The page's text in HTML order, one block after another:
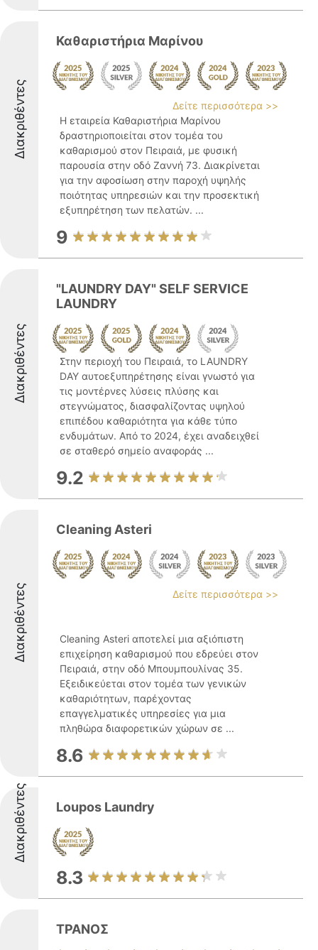
Διακριθέντες
Καθαριστήρια Μαρίνου
Δείτε περισσότερα >>
Η εταιρεία Καθαριστήρια Μαρίνου
δραστηριοποιείται στον τομέα του
καθαρισμού στον Πειραιά, με φυσική
παρουσία στην οδό Ζαννή 73. Διακρίνεται
για την αφοσίωση στην παροχή υψηλής
ποιότητας υπηρεσιών και την προσεκτική
εξυπηρέτηση των πελατών. ...
9
Διακριθέντες
"LAUNDRY DAY" SELF SERVICE
LAUNDRY
Στην περιοχή του Πειραιά, το LAUNDRY
DAY αυτοεξυπηρέτησης είναι γνωστό για
τις μοντέρνες λύσεις πλύσης και
στεγνώματος, διασφαλίζοντας υψηλού
επιπέδου καθαριότητα για κάθε τύπο
ενδυμάτων. Από το 2024, έχει αναδειχθεί
σε σταθερό σημείο αναφοράς ...
9.2
Διακριθέντες
Cleaning Asteri
Δείτε περισσότερα >>
Cleaning Asteri αποτελεί μια αξιόπιστη
επιχείρηση καθαρισμού που εδρεύει στον
Πειραιά, στην οδό Μπουμπουλίνας 35.
Εξειδικεύεται στον τομέα των γενικών
καθαριότητων, παρέχοντας
επαγγελματικές υπηρεσίες για μια
πληθώρα διαφορετικών χώρων σε ...
8.6
Διακριθέντες Loupos Laundry
8.3
ΤΡΑΝΟΣ